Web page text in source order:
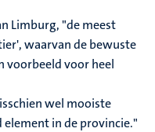
Limburg, "de meest
waarvan de bewuste
voorbeeld voor heel
wel mooiste
element in de provincie."